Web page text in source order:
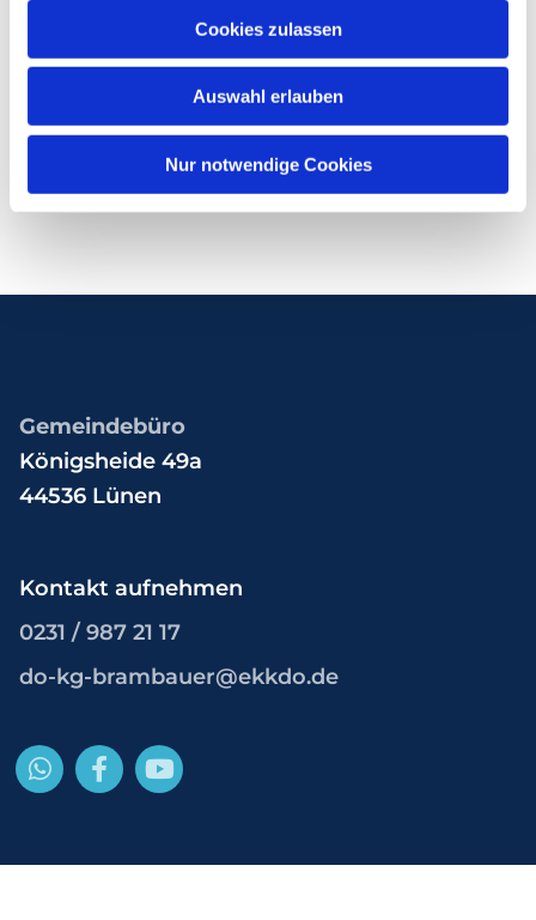
Cookies zulassen
Auswahl erlauben
Nur notwendige Cookies
Gemeindebüro
Königsheide 49a
44536 Lünen
Kontakt aufnehmen
0231 / 987 21 17
do-kg-brambauer@ekkdo.de